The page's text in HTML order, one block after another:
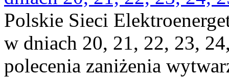
Polskie Sieci
w dniach 20, 21, 22, 23,
polecenia zaniżenia